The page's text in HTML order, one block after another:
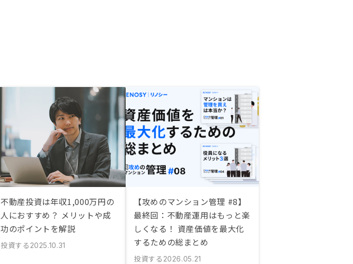
不動産投資は年収1,000万円の
人におすすめ？ メリットや成
功のポイントを解説
投資する 2025.10.31
【攻めのマンション管理 #8】
最終回：不動産運用はもっと楽
しくなる！ 資産価値を最大化
するための総まとめ
投資する 2026.05.21